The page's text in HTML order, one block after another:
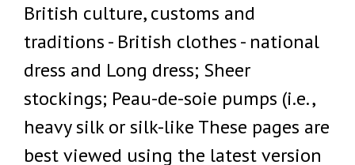
British culture, customs and
traditions - British clothes - national
dress and Long dress; Sheer
stockings; Peau-de-soie pumps (i.e.,
heavy silk or silk-like These pages are
best viewed using the latest version